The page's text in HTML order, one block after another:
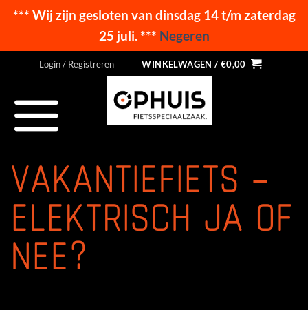
*** Wij zijn gesloten van dinsdag 14 t/m zaterdag
25 juli. *** Negeren
Login / Registreren WINKELWAGEN / €0,00
VAKANTIEFIETS –
ELEKTRISCH JA OF
NEE?